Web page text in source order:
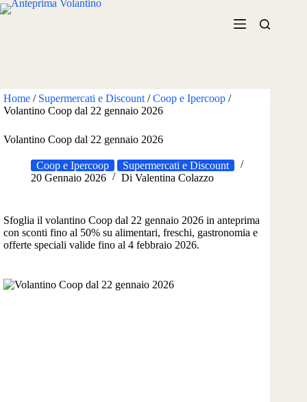
Salta
al
Home / Supermercati e Discount /Coop e Ipercoop /
Volantino Coop dal 22 gennaio 2026
Volantino Coop dal 22 gennaio 2026
Coop e Ipercoop
Supermercati e Discount
20 Gennaio 2026
Di Valentina Colazzo
Sfoglia il volantino Coop dal 22 gennaio 2026 in anteprima
con sconti fino al 50% su alimentari, freschi, gastronomia e
offerte speciali valide fino al 4 febbraio 2026.